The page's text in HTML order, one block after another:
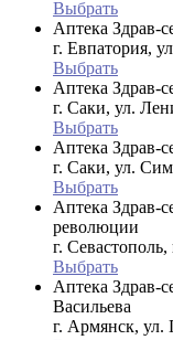
Выбрать
Аптека Здрав-
г. Евпатория,
Выбрать
Аптека Здрав-
г. Саки, ул.
Выбрать
Аптека Здрав-
г. Саки, ул.
Выбрать
Аптека Здрав-
революции
г.
Выбрать
Аптека Здрав-
Васильева
г. Армянск, ул.